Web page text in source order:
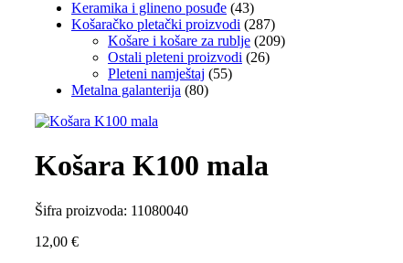
Keramika i glineno posuđe (43)
Košaračko pletački proizvodi (287)
Košare i košare za rublje (209)
Ostali pleteni proizvodi (26)
Pleteni namještaj (55)
Metalna galanterija (80)
Košara K100 mala
Šifra proizvoda: 11080040
12,00 €